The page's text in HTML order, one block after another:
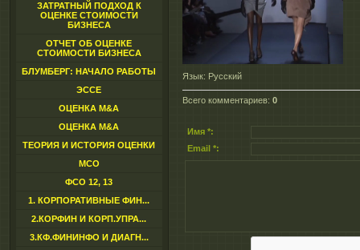
ЗАТРАТНЫЙ ПОДХОД К
ОЦЕНКЕ СТОИМОСТИ
БИЗНЕСА
ОТЧЕТ ОБ ОЦЕНКЕ
СТОИМОСТИ БИЗНЕСА
БЛУМБЕРГ: НАЧАЛО РАБОТЫ
ЭССЕ
ОЦЕНКА M&A
ОЦЕНКА M&A
ТЕОРИЯ И ИСТОРИЯ ОЦЕНКИ
МСО
ФСО 12, 13
1. КОРПОРАТИВНЫЕ ФИН...
2.КОРФИН И КОРП.УПРА...
3.КФ.ФИНИНФО И ДИАГН...
Язык: Русский
Всего комментариев: 0
Имя *:
Email *: